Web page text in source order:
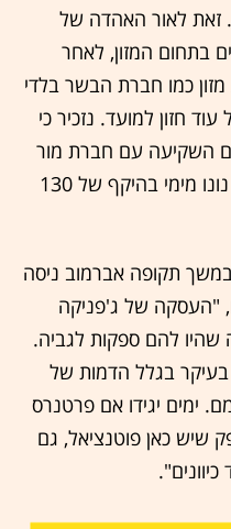
זאת לאור האהדה של
בתחום המזון, לאחר
כמו חברת הבשר בלדי
חזון למועד. נזכיר כי
השקיעה עם חברת מור
גמל ופנסיה בקבוצת המסעדנות נונו מימי בהיקף של 130
תקופה אברמוב ניסה
"העסקה של ג'פניקה
להם ספקות לגביה.
בגלל הדמות של
ימים יגידו אם פרטנרס
שיש כאן פוטנציאל, גם